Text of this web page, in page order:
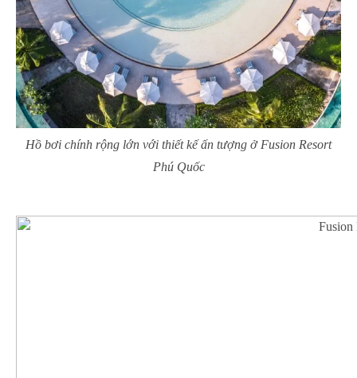
Hồ bơi chính rộng lớn với thiết kế ấn tượng ở Fusion Resort
Phú Quốc